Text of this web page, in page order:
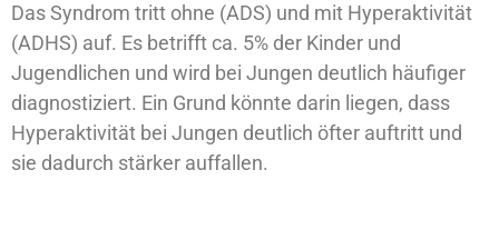
Das Syndrom tritt ohne (ADS) und mit Hyperaktivität
(ADHS) auf. Es betrifft ca. 5% der Kinder und
Jugendlichen und wird bei Jungen deutlich häufiger
diagnostiziert. Ein Grund könnte darin liegen, dass
Hyperaktivität bei Jungen deutlich öfter auftritt und
sie dadurch stärker auffallen.